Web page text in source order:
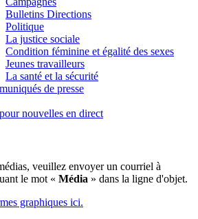
Bulletins Directions
Politique
La justice sociale
Condition féminine et égalité des sexes
Jeunes travailleurs
La santé et la sécurité
de presse
nouvelles en direct
veuillez envoyer un courriel à
le mot « Média » dans la ligne d'objet.
graphiques ici.